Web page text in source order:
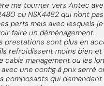
me tourner vers Antec
ou NSK4482 qui n'ont
perfs mais avec lesquels
faire un déménagement.
prestations sont plus en
refroidissent moins bien et
cable management ou les
une config à prix serré
composants qui demandent